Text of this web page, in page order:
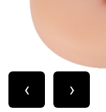
› ‹